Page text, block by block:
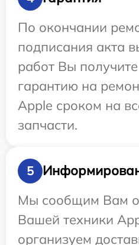
По окончании
подписания акта
работ Вы
гарантию на
Apple сроком на
запчасти.
5
Мы сообщим Вам о
Вашей техники
организуем